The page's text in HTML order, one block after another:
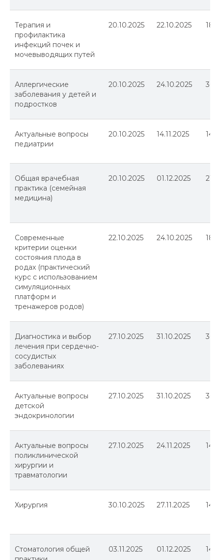
Терапия и
профилактика
инфекций почек и
мочевыводящих путей
20.10.2025 22.10.2025 18
Аллергические
заболевания у детей и
подростков
20.10.2025 24.10.2025 36
Актуальные вопросы
педиатрии
20.10.2025 14.11.2025 144
Общая врачебная
практика (семейная
медицина)
20.10.2025 01.12.2025 216
Современные
критерии оценки
состояния плода в
родах (практический
курс с использованием
симуляционных
платформ и
тренажеров родов)
22.10.2025 24.10.2025 18
Диагностика и выбор
лечения при сердечно-
сосудистых
заболеваниях
27.10.2025 31.10.2025 36
Актуальные вопросы
детской
эндокринологии
27.10.2025 31.10.2025 36
Актуальные вопросы
поликлинической
хирургии и
травматологии
27.10.2025 24.11.2025 144
Хирургия 30.10.2025 27.11.2025 144
Стоматология общей
03.11.2025 01.12.2025 144
Об институте
(каб. 505-508)
Сведения об образовательной
+7 (846) 374-10-04 (доб. 4103)
+7 927 260-15-56
Истории выпускников
Документы
Специалистам с медицинским образованием
Специалистам без медицинского образования
Контакты
Ординаторам